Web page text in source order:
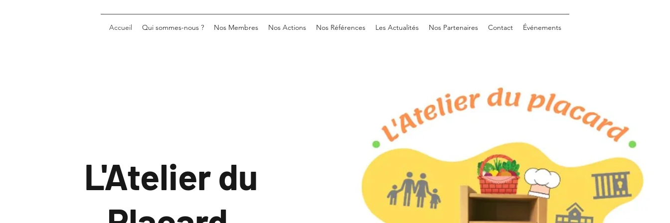
Accueil Qui sommes-nous ? Nos Membres Nos Actions Nos Références Les Actualités Nos Partenaires Contact Événements
L'Atelier du